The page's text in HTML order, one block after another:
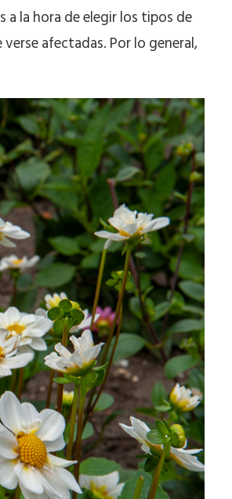
a la hora de elegir los tipos de
afectadas. Por lo general,